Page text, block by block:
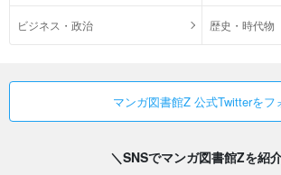
ビジネス・政治 歴史・時代物
マンガ図書館Z 公式Twitterをフ
＼SNSでマンガ図書館Zを紹